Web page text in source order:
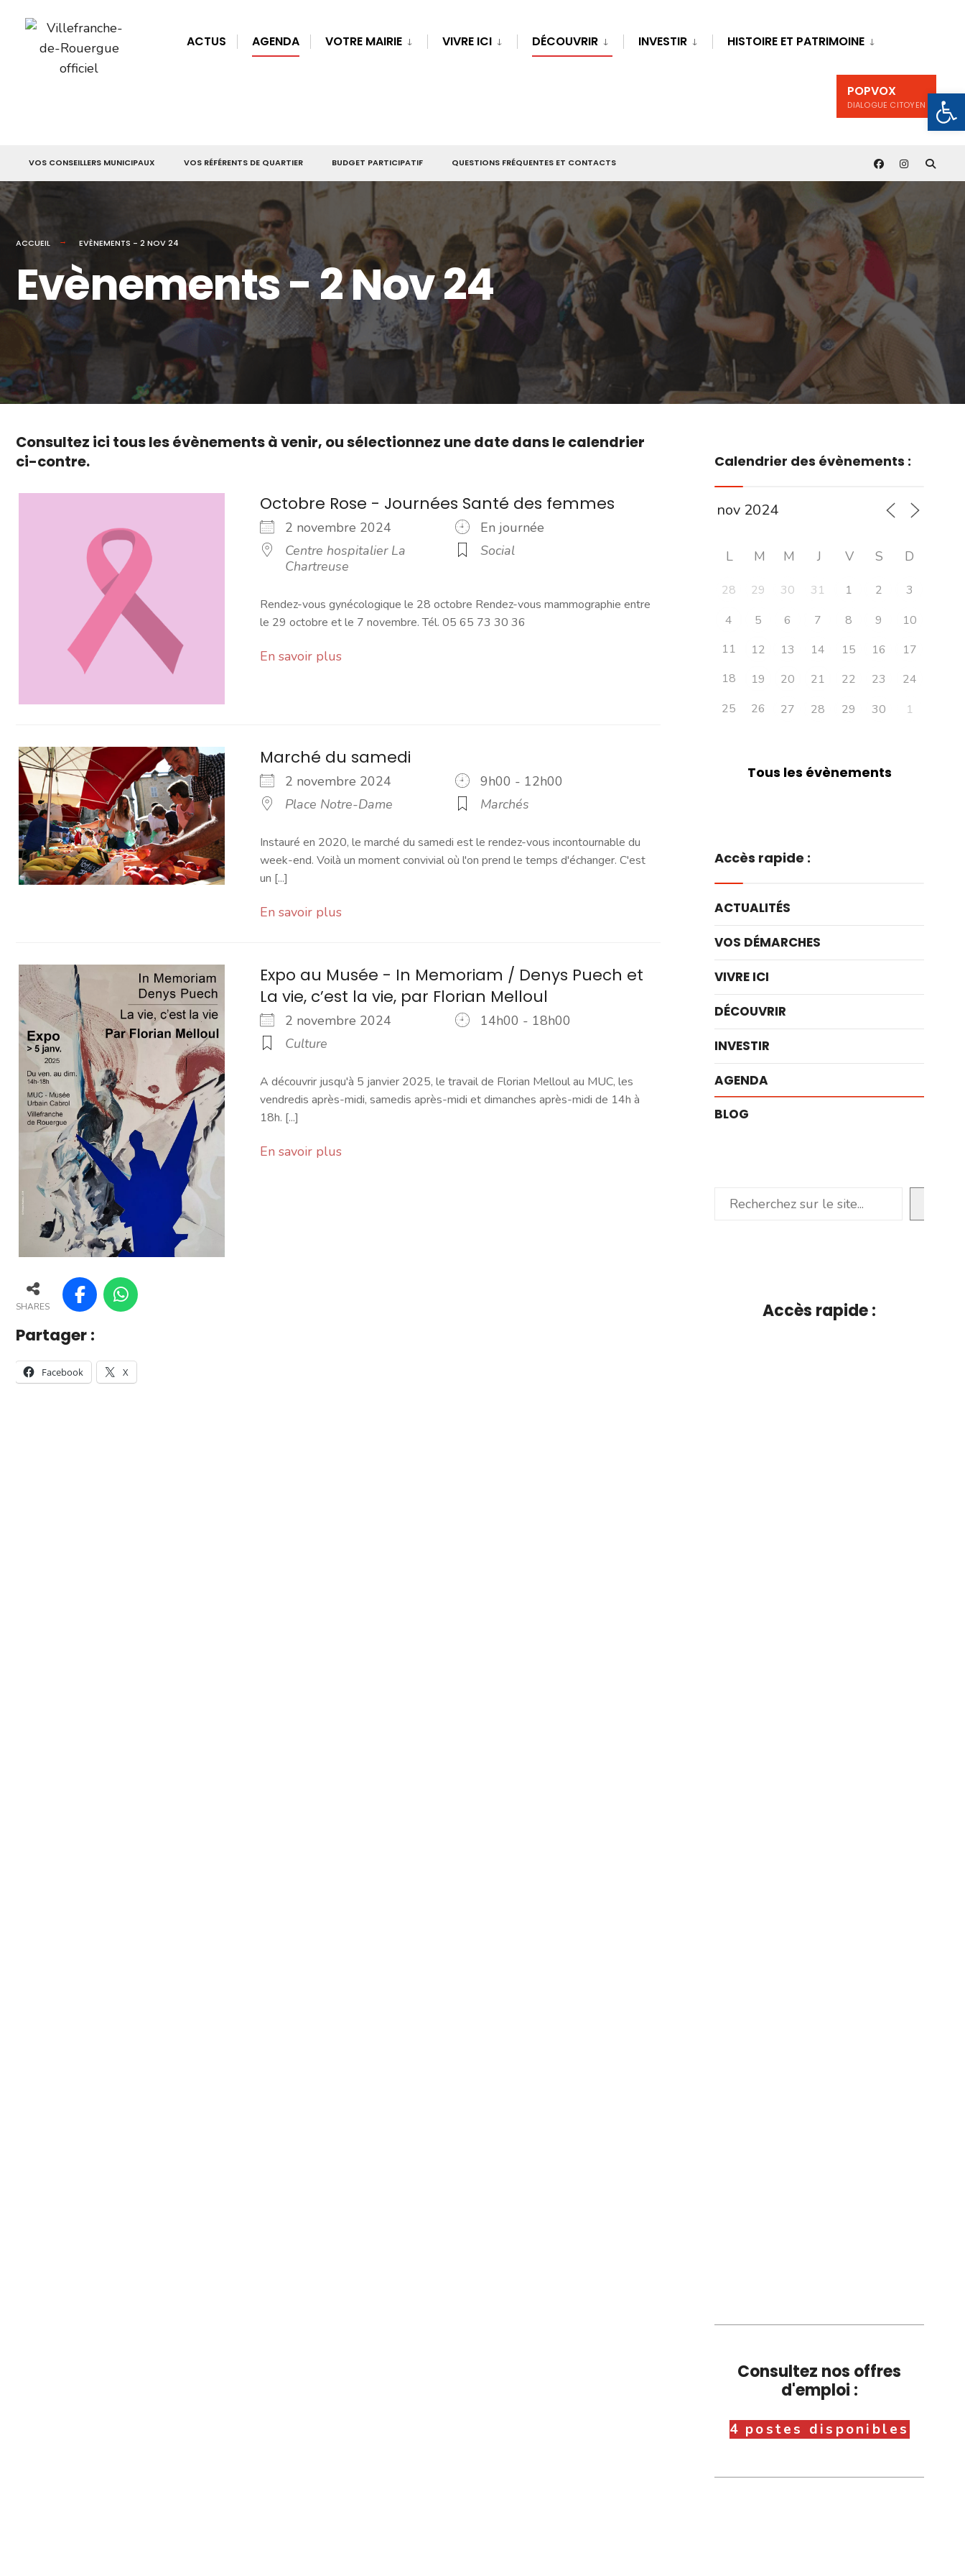
Skip
content
ACTUS AGENDA VOTRE MAIRIE VIVRE ICI DÉCOUVRIR INVESTIR HISTOIRE ET PATRIMOINE
POPVOX
DIALOGUE CITOYEN
VOS CONSEILLERS MUNICIPAUX VOS RÉFÉRENTS DE QUARTIER BUDGET PARTICIPATIF QUESTIONS FRÉQUENTES ET CONTACTS
ACCUEIL EVÈNEMENTS - 2 NOV 24
Evènements - 2 Nov 24
Consultez ici tous les évènements à venir, ou sélectionnez une date dans le calendrier
ci-contre.
Octobre Rose - Journées Santé des femmes
2 novembre 2024
En journée
Centre hospitalier La
Chartreuse
Social
Rendez-vous gynécologique le 28 octobre Rendez-vous mammographie entre
le 29 octobre et le 7 novembre. Tél. 05 65 73 30 36
En savoir plus
Marché du samedi
2 novembre 2024
9h00 - 12h00
Place Notre-Dame
Marchés
Instauré en 2020, le marché du samedi est le rendez-vous incontournable du
week-end. Voilà un moment convivial où l'on prend le temps d'échanger. C'est
un [...]
En savoir plus
Expo au Musée - In Memoriam / Denys Puech et
La vie, c’est la vie, par Florian Melloul
2 novembre 2024
14h00 - 18h00
Culture
A découvrir jusqu'à 5 janvier 2025, le travail de Florian Melloul au MUC, les
vendredis après-midi, samedis après-midi et dimanches après-midi de 14h à
18h. [...]
En savoir plus
SHARES
Partager :
Facebook X
Calendrier des évènements :
L M M J V S D
28 29 30 31 1 2
3
4
5 6 7 8 9
10
11
12 13 14 15 16
17
18
19 20 21 22 23
24
25
26 27 28 29 30 1
Tous les évènements
Accès rapide :
ACTUALITÉS
VOS DÉMARCHES
VIVRE ICI
DÉCOUVRIR
INVESTIR
AGENDA
BLOG
Rechercher
Accès rapide :
Consultez nos offres
d'emploi :
4 postes disponibles